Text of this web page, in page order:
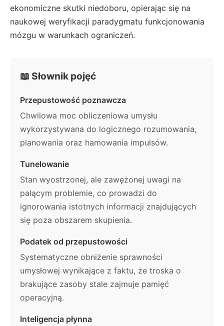
ekonomiczne skutki niedoboru, opierając się na
naukowej weryfikacji paradygmatu funkcjonowania
mózgu w warunkach ograniczeń.
📖 Słownik pojęć
Przepustowość poznawcza
Chwilowa moc obliczeniowa umysłu
wykorzystywana do logicznego rozumowania,
planowania oraz hamowania impulsów.
Tunelowanie
Stan wyostrzonej, ale zawężonej uwagi na
palącym problemie, co prowadzi do
ignorowania istotnych informacji znajdujących
się poza obszarem skupienia.
Podatek od przepustowości
Systematyczne obniżenie sprawności
umysłowej wynikające z faktu, że troska o
brakujące zasoby stale zajmuje pamięć
operacyjną.
Inteligencja płynna